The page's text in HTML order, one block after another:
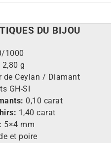
DU BIJOU
1000
2,80 g
de Ceylan / Diamant
GH-SI
0,10 carat
1,40 carat
5×4 mm
et poire